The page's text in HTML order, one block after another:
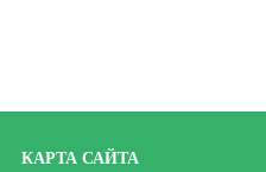
КАРТА САЙТА